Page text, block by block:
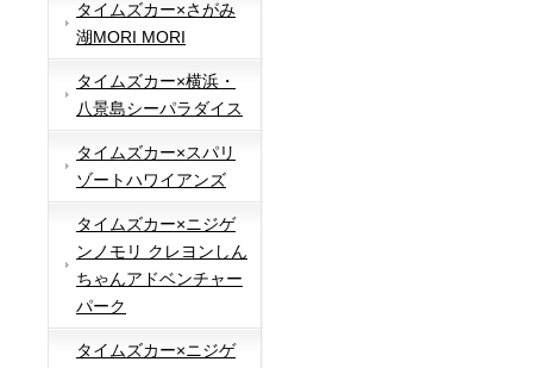
タイムズカー×さがみ
湖MORI MORI
タイムズカー×横浜・
八景島シーパラダイス
タイムズカー×スパリ
ゾートハワイアンズ
タイムズカー×ニジゲ
ンノモリ クレヨンしん
ちゃんアドベンチャー
パーク
タイムズカー×ニジゲ